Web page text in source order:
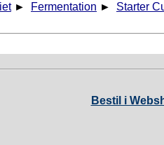
► Fermentation ► Starter
Bestil i